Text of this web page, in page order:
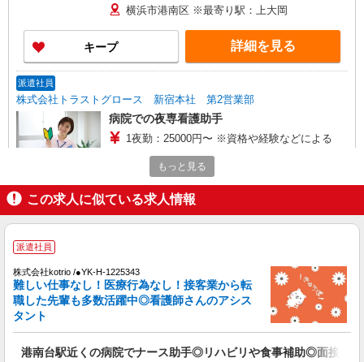
横浜市港南区 ※最寄り駅：上大岡
キープ 詳細を見る
派遣社員
株式会社トラストグロース 新宿本社 第2営業部
病院での夜専看護助手
1夜勤：25000円〜 ※資格や経験などによる
神奈川県横浜市港南区
キープ
株式会社トラストグロース 新宿本社 第2営業部
クリニックでの看護師
月給：250450〜297000円 ※資格や経験面など
による
詳細を見る
もっと見る
この求人に似ている求人情報
派遣社員
株式会社kotrio /●YK-H-1225343
難しい仕事なし！医療行為なし！接客業から転
職した先輩も多数活躍中◎看護師さんのアシス
タント
港南台駅近くの病院でナース助手◎リハビリや食事補助◎面接なし